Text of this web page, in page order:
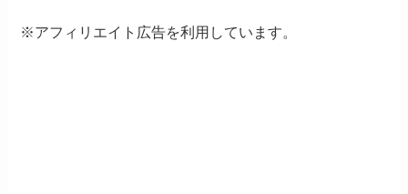
※アフィリエイト広告を利用しています。